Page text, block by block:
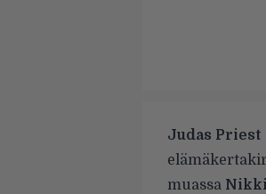
Judas Priest
muassa